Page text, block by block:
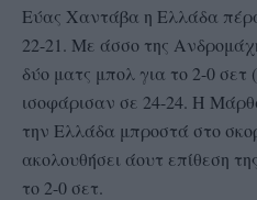
Εύας Χαντάβα η Ελλάδα
22-21. Με άσσο της
δύο ματς μπολ για το 2-0 σετ
ισοφάρισαν σε 24-24. Η
την Ελλάδα μπροστά στο
ακολουθήσει άουτ επίθεση
το 2-0 σετ.